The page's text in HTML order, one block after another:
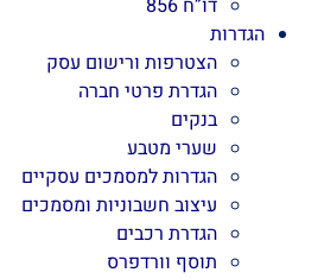
דו”ח 856
הגדרות
הצטרפות ורישום עסק
הגדרת פרטי חברה
בנקים
שערי מטבע
הגדרות למסמכים עסקיים
עיצוב חשבוניות ומסמכים
הגדרת רכבים
תוסף וורדפרס